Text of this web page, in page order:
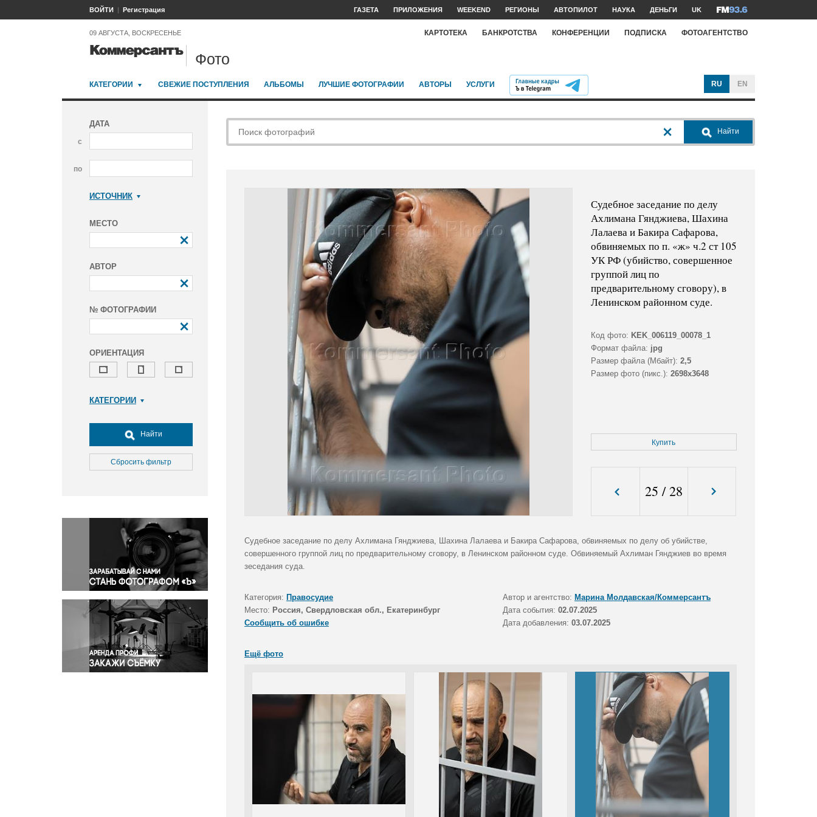
ВОЙТИ Регистрация ГАЗЕТА ПРИЛОЖЕНИЯ WEEKEND РЕГИОНЫ АВТОПИЛОТ НАУКА ДЕНЬГИ UK
09 АВГУСТА, ВОСКРЕСЕНЬЕ КАРТОТЕКА БАНКРОТСТВА КОНФЕРЕНЦИИ ПОДПИСКА ФОТОАГЕНТСТВО
Фото
КАТЕГОРИИ СВЕЖИЕ ПОСТУПЛЕНИЯ АЛЬБОМЫ ЛУЧШИЕ ФОТОГРАФИИ АВТОРЫ УСЛУГИ RU EN
ДАТА
с
по
ИСТОЧНИК
МЕСТО
АВТОР
№ ФОТОГРАФИИ
ОРИЕНТАЦИЯ
КАТЕГОРИИ
Досуг, туризм и отдых
Культура
Медицина
Окружающая среда
Политика
Правосудие
Происшествия и конфликты
Религия
Светская жизнь
Спорт
Экология
Экономика и бизнес
Найти
Сбросить фильтр
Найти
Судебное заседание по делу
Ахлимана Гянджиева, Шахина
Лалаева и Бакира Сафарова,
обвиняемых по п. «ж» ч.2 ст 105
УК РФ (убийство, совершенное
группой лиц по
предварительному сговору), в
Ленинском районном суде.
Код фото: KEK_006119_00078_1
Формат файла: jpg
Размер файла (Мбайт): 2,5
Размер фото (пикс.): 2698x3648
Купить
25 /28
Судебное заседание по делу Ахлимана Гянджиева, Шахина Лалаева и Бакира Сафарова, обвиняемых по делу об убийстве,
совершенного группой лиц по предварительному сговору, в Ленинском районном суде. Обвиняемый Ахлиман Гянджиев во время
зеседания суда.
Категория: Правосудие Автор и агентство: Марина Молдавская/Коммерсантъ
Место: Россия, Свердловская обл., Екатеринбург Дата события: 02.07.2025
Сообщить об ошибке
Дата добавления: 03.07.2025
Ещё фото